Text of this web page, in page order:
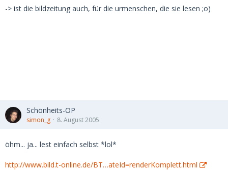
-> ist die bildzeitung auch, für die urmenschen, die sie lesen ;o)
Schönheits-OP
simon_g 8. August 2005
öhm... ja... lest einfach selbst *lol*
http://www.bild.t-online.de/BT…ateId=renderKomplett.html